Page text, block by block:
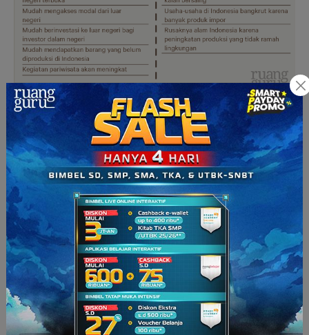
Wah, ternyata dampaknya cukup luar biasa, ya! Meskipun
sudah banyak bantuan yang bisa didapatkan dari luar negeri,
Indonesia tetap harus terus berusaha supaya bisa tambah
maju. Kamu mau tau nggak caranya gimana? Caranya adalah
dengan belajar yang rajin, Squad! Supaya kamu makin rajin
belajarnya, yuk belajar pakaiRuangbelajar
belajar video belajar beranimasi, tutor yang keren, dan juga
banyak latihan soal. Kuy,downloadsekarang!